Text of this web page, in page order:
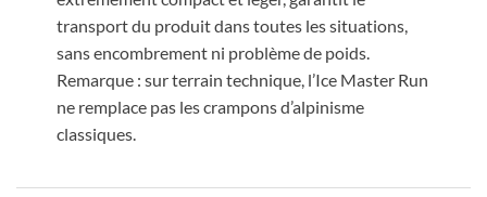
transport du produit dans toutes les situations,
sans encombrement ni problème de poids.
Remarque : sur terrain technique, l’Ice Master Run
ne remplace pas les crampons d’alpinisme
classiques.